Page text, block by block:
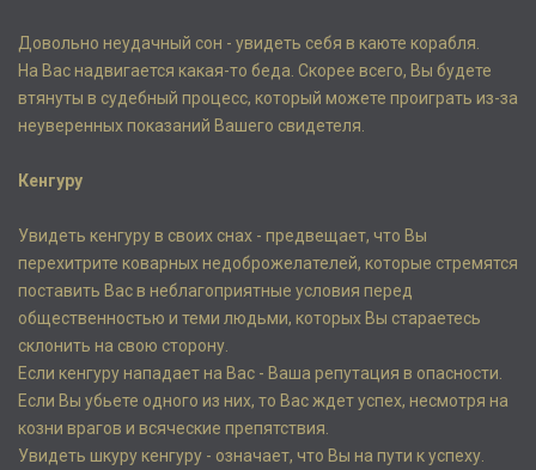
Довольно неудачный сон - увидеть себя в каюте корабля.
На Вас надвигается какая-то беда. Скорее всего, Вы будете
втянуты в судебный процесс, который можете проиграть из-за
неуверенных показаний Вашего свидетеля.
Кенгуру
Увидеть кенгуру в своих снах - предвещает, что Вы
перехитрите коварных недоброжелателей, которые стремятся
поставить Вас в неблагоприятные условия перед
общественностью и теми людьми, которых Вы стараетесь
склонить на свою сторону.
Если кенгуру нападает на Вас - Ваша репутация в опасности.
Если Вы убьете одного из них, то Вас ждет успех, несмотря на
козни врагов и всяческие препятствия.
Увидеть шкуру кенгуру - означает, что Вы на пути к успеху.